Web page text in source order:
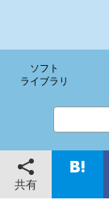
ソフト
ライブラリ
共有